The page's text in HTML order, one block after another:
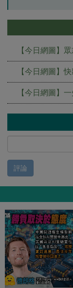
【今日網圖】
【今日網圖】
【今日網圖】
評論